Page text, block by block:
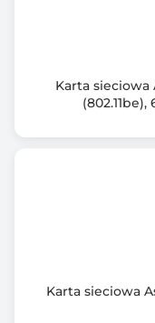
MU-MIMO — 2-
devices
Beamforming
Microsoft®
Karta sieciowa
Karta sieciowa